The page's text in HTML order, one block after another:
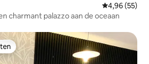
Gemiddelde
4,96 (55)
charmant palazzo aan de oceaan